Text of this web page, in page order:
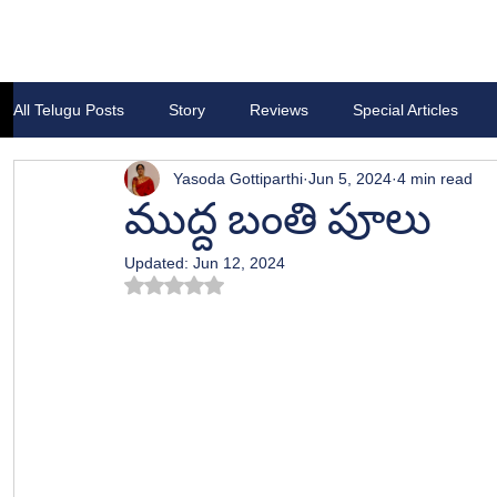
All Telugu Posts Story Reviews Special Articles
ముద్ద బంతి పూలు
Yasoda Gottiparthi Jun 5, 2024 4 min read
Updated: Jun 12, 2024
Rated NaN out of 5 stars.